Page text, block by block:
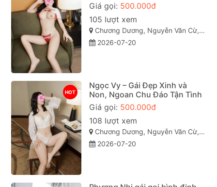
Giá gọi: 500.000đ
105 lượt xem
Chương Dương, Nguyễn Văn Cừ, Quy Nhơn, Bình Định
2026-07-20
HOT
Ngọc Vy – Gái Đẹp Xinh và
Non, Ngoan Chu Đáo Tận Tình
Giá gọi: 500.000đ
108 lượt xem
Chương Dương, Nguyễn Văn Cừ, Quy Nhơn, Bình Định
2026-07-20